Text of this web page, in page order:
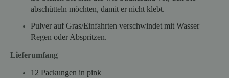
abschütteln möchten, damit er nicht klebt.
Pulver auf Gras/Einfahrten verschwindet mit Wasser –
Regen oder Abspritzen.
Lieferumfang
12 Packungen in pink